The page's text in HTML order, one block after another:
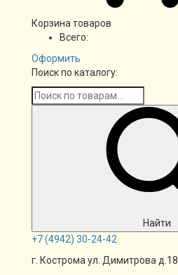
Корзина товаров
Всего:
Оформить
Поиск по каталогу:
Найти
+7(4942) 30-24-42
г. Кострома ул. Димитрова д.18